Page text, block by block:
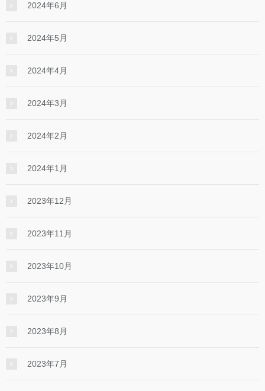
2024年6月
2024年5月
2024年4月
2024年3月
2024年2月
2024年1月
2023年12月
2023年11月
2023年10月
2023年9月
2023年8月
2023年7月